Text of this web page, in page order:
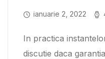
ianuarie 2, 2022
In practica
discutie daca